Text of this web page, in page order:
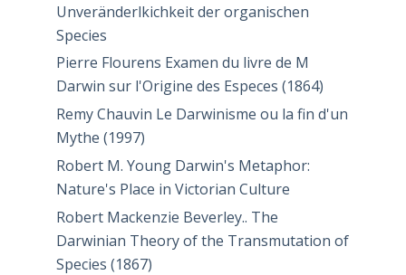
Unveränderlkichkeit der organischen
Species
Pierre Flourens Examen du livre de M
Darwin sur l'Origine des Especes (1864)
Remy Chauvin Le Darwinisme ou la fin d'un
Mythe (1997)
Robert M. Young Darwin's Metaphor:
Nature's Place in Victorian Culture
Robert Mackenzie Beverley.. The
Darwinian Theory of the Transmutation of
Species (1867)